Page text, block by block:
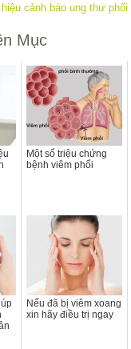
cảnh báo ung thư
Mục
Một số triệu chứng
bệnh viêm phổi
Nếu đã bị viêm xoang
xin hãy điều trị ngay